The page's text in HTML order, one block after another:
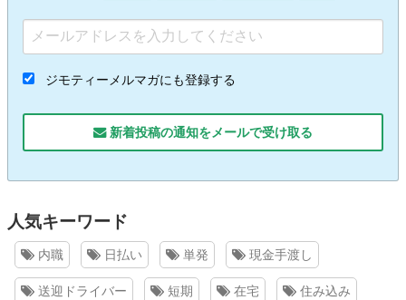
ジモティーメルマガにも登録する
新着投稿の通知をメールで受け取る
人気キーワード
内職 日払い 単発 現金手渡し
送迎ドライバー 短期 在宅 住み込み